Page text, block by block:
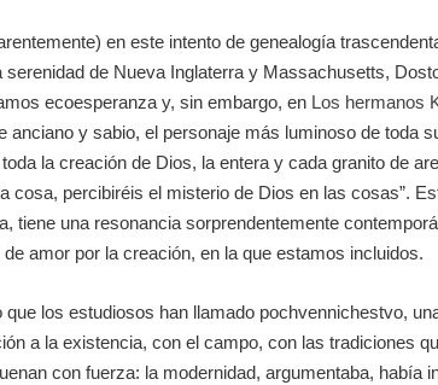
en este intento de genealogía
de Nueva Inglaterra y Massachusetts,
ecoesperanza y, sin embargo, en Los hermanos
y sabio, el personaje más luminoso de toda
la creación de Dios, la entera y cada granito de
percibiréis el misterio de Dios en las cosas”.
tiene una resonancia sorprendentemente
amor por la creación, en la que estamos incluidos.
los estudiosos han llamado pochvennichestvo,
a la existencia, con el campo, con las tradiciones
con fuerza: la modernidad, argumentaba, había